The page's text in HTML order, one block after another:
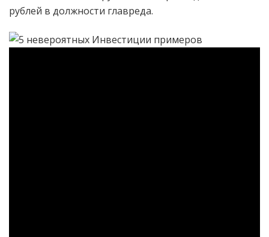
рублей в должности главреда.